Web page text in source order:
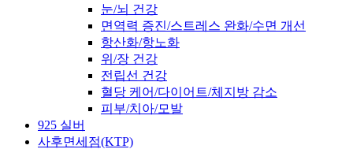
눈/뇌 건강
면역력 증진/스트레스 완화/수면 개선
항산화/항노화
위/장 건강
전립선 건강
혈당 케어/다이어트/체지방 감소
피부/치아/모발
925 실버
사후면세점(KTP)